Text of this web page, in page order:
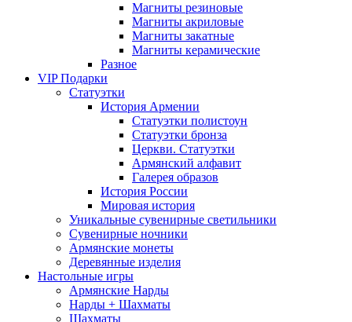
Магниты резиновые
Магниты акриловые
Магниты закатные
Магниты керамические
Разное
VIP Подарки
Статуэтки
История Армении
Статуэтки полистоун
Статуэтки бронза
Церкви. Статуэтки
Армянский алфавит
Галерея образов
История России
Мировая история
Уникальные сувенирные светильники
Сувенирные ночники
Армянские монеты
Деревянные изделия
Настольные игры
Армянские Нарды
Нарды + Шахматы
Шахматы